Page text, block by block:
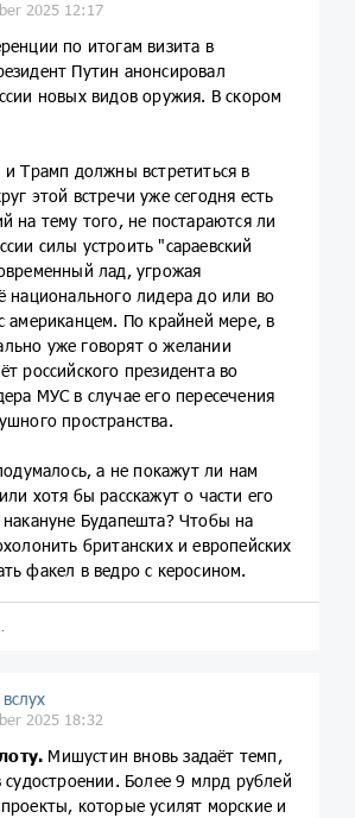
2025 12:17
по итогам визита в
Путин анонсировал
новых видов оружия. В скором
Трамп должны встретиться в
этой встречи уже сегодня есть
на тему того, не постараются ли
силы устроить "сараевский
лад, угрожая
национального лидера до или во
американцем. По крайней мере, в
уже говорят о желании
российского президента во
МУС в случае его пересечения
пространства.
а не покажут ли нам
хотя бы расскажут о части его
накануне Будапешта? Чтобы на
британских и европейских
факел в ведро с керосином.
2025 18:32
Мишустин вновь задаёт темп,
Более 9 млрд рублей
которые усилят морские и